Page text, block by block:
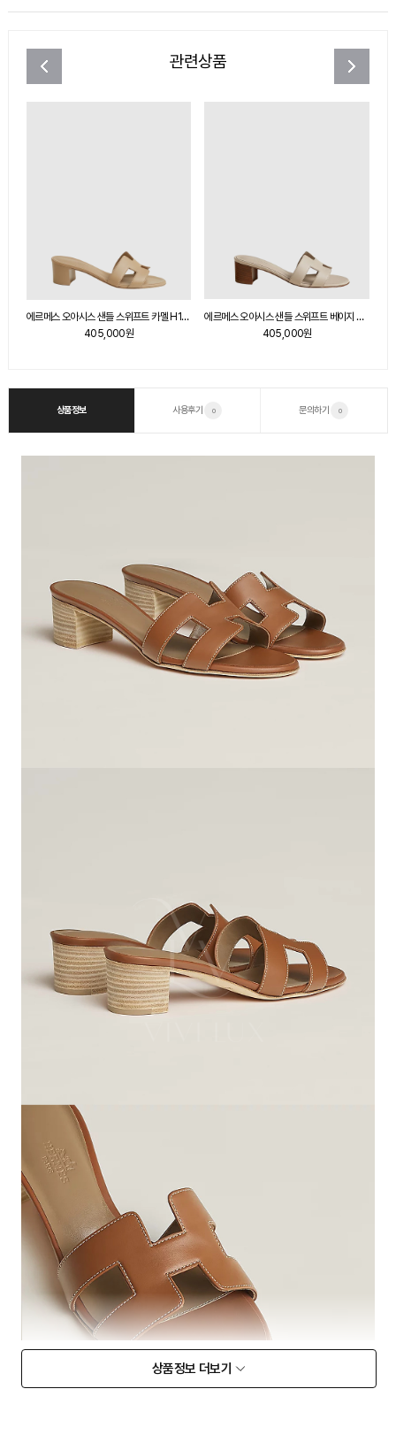
관련상품
에르메스 오아시스 샌들 스위프트 베이지 노마드 H141146Z
405,000원
에르메스 오아시스 샌들 스위프트 로즈 포셀린 H141146Z
405,000원
상품정보 사용후기 0 문의하기 0
상품정보 더보기